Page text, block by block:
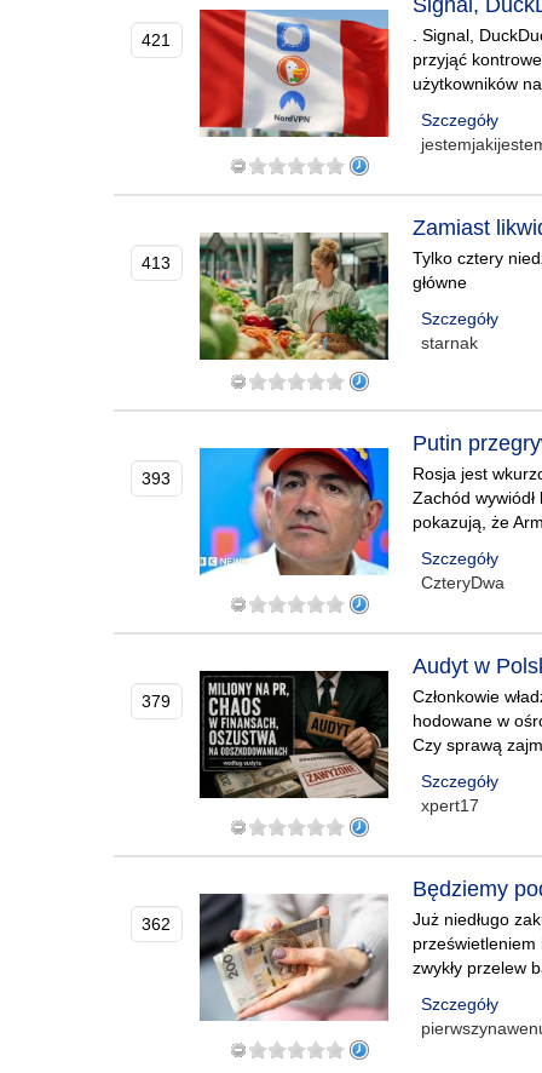
421
Signal,
. Signal,
przyjąć
użytkowników
Szczegóły
413
Zamiast
Tylko cztery
główne
Szczegóły
starnak
393
Putin
Rosja jest
Zachód
pokazują, że
Szczegóły
CzteryDwa
379
Audyt w
Członkowie
hodowane w
Czy sprawą
Szczegóły
xpert17
362
Będziemy
Już niedługo
zwykły przelew
Szczegóły